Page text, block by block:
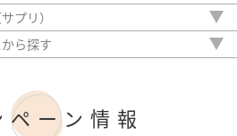
プリ）
ら探す
ペーン情報